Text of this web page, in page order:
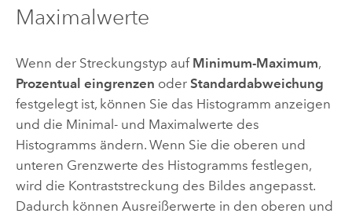
Maximalwerte
Wenn der Streckungstyp auf Minimum-Maximum,
Prozentual eingrenzen oder Standardabweichung
festgelegt ist, können Sie das Histogramm anzeigen
und die Minimal- und Maximalwerte des
Histogramms ändern. Wenn Sie die oberen und
unteren Grenzwerte des Histogramms festlegen,
wird die Kontraststreckung des Bildes angepasst.
Dadurch können Ausreißerwerte in den oberen und